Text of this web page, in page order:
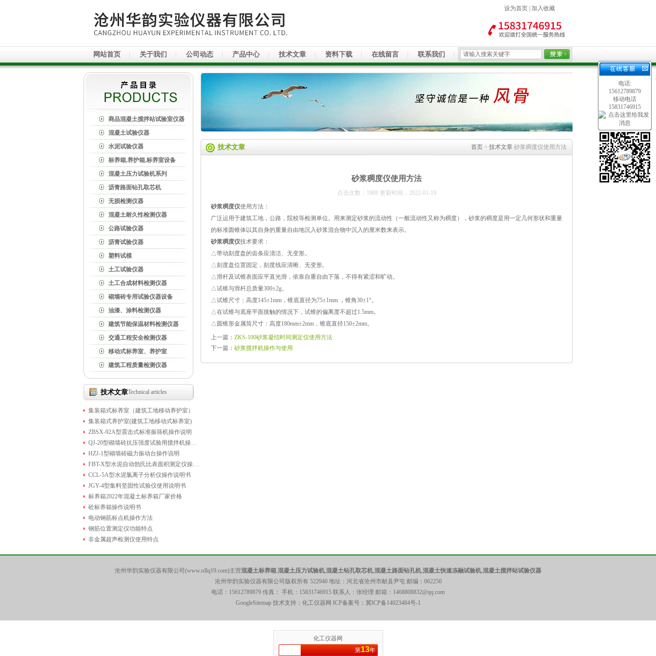
设为首页 加入收藏
网站首页 关于我们 公司动态 产品中心 技术文章 资料下载 在线留言 联系我们
商品混凝土搅拌站试验室仪器
混凝土试验仪器
水泥试验仪器
标养箱,养护箱,标养室设备
混凝土压力试验机系列
沥青路面钻孔取芯机
无损检测仪器
混凝土耐久性检测仪器
公路试验仪器
沥青试验仪器
塑料试模
土工试验仪器
土工合成材料检测仪器
砌墙砖专用试验仪器设备
油漆、涂料检测仪器
建筑节能保温材料检测仪器
交通工程安全检测仪器
移动式标养室、养护室
建筑工程质量检测仪器
技术文章Technical articles
集装箱式标养室（建筑工地移动养护室）
集装箱式养护室(建筑工地移动式标养室)
ZBSX-92A型震击式标准振筛机操作说明
QJ-20型砌墙砖抗压强度试验用搅拌机操作说明书
HZJ-1型砌墙砖磁力振动台操作说明
FBT-X型水泥自动勃氏比表面积测定仪操作步骤
CCL-5A型水泥氯离子分析仪操作说明书
JGY-4型集料坚固性试验仪使用说明书
标养箱2022年混凝土标养箱厂家价格
砼标养箱操作说明书
电动钢筋标点机操作方法
钢筋位置测定仪功能特点
非金属超声检测仪使用特点
技术文章 首页 > 技术文章 砂浆稠度仪使用方法
砂浆稠度仪使用方法
点击次数：1988 更新时间：2022-01-19
砂浆稠度仪使用方法：
广泛运用于建筑工地，公路，院校等检测单位。用来测定砂浆的流动性（一般流动性又称为稠度），砂浆的稠度是用一定几何形状和重量
的标准圆锥体以其自身的重量自由地沉入砂浆混合物中沉入的厘米数来表示。
砂浆稠度仪技术要求：
△带动刻度盘的齿条应清洁、无变形。
△刻度盘位置固定，刻度线应清晰、无变形。
△滑杆及试锥表面应平直光滑，依靠自重自由下落，不得有紧涩和旷动。
△试锥与滑杆总质量300±2g。
△试锥尺寸：高度145±1mm，锥底直径为75±1mm ，锥角30±1°。
△在试锥与底座平面接触的情况下，试锥的偏离度不超过1.5mm。
△圆锥形金属筒尺寸：高度180mm±2mm，锥底直径150±2mm。
上一篇： ZKS-100砂浆凝结时间测定仪使用方法
下一篇： 砂浆搅拌机操作与使用
沧州华韵实验仪器有限公司(www.rdlq19.com)主营混凝土标养箱,混凝土压力试验机,混凝土钻孔取芯机,混凝土路面钻孔机,混凝土快速冻融试验机,混凝土搅拌站试验仪器
沧州华韵实验仪器有限公司版权所有 522940 地址：河北省沧州市献县尹屯 邮编：062250
电话：15612789879 传真： 手机：15831746915 联系人：张经理 邮箱： 1468808832@qq.com
GoogleSitemap技术支持：化工仪器网 ICP备案号： 冀ICP备14023484号-1
电话:
15612789879
移动电话
15831746915
化工仪器网
第13年